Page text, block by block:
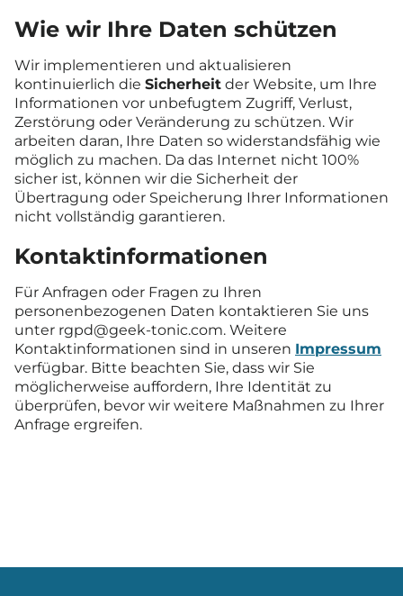
Wie wir Ihre Daten schützen
Wir implementieren und aktualisieren
kontinuierlich die Sicherheit der Website, um Ihre
Informationen vor unbefugtem Zugriff, Verlust,
Zerstörung oder Veränderung zu schützen. Wir
arbeiten daran, Ihre Daten so widerstandsfähig wie
möglich zu machen. Da das Internet nicht 100%
sicher ist, können wir die Sicherheit der
Übertragung oder Speicherung Ihrer Informationen
nicht vollständig garantieren.
Kontaktinformationen
Für Anfragen oder Fragen zu Ihren
personenbezogenen Daten kontaktieren Sie uns
unter rgpd@geek-tonic.com. Weitere
Kontaktinformationen sind in unseren Impressum
verfügbar. Bitte beachten Sie, dass wir Sie
möglicherweise auffordern, Ihre Identität zu
überprüfen, bevor wir weitere Maßnahmen zu Ihrer
Anfrage ergreifen.